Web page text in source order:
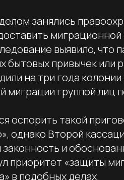
занялись
выявило, что
бытовых привычек или
на три года
миграции группой лиц
оспорить такой
однако Второй
и
приоритет «защиты
в подобных делах.